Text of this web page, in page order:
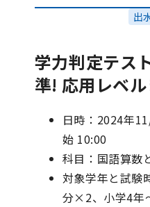
出
学力判定テス
準! 応用レベ
日時：2024年
始 10:00
科目：国語算数
対象学年と試験
分×2、小学4年